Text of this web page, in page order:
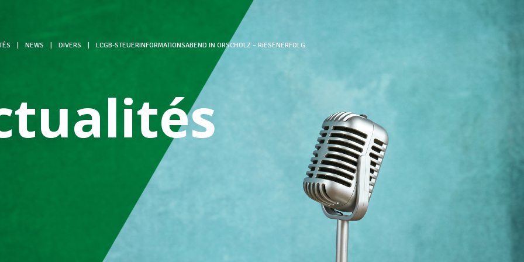
NEWS DIVERS LCGB-STEUERINFORMATIONSABEND IN ORSCHOLZ – RIESENERFOLG